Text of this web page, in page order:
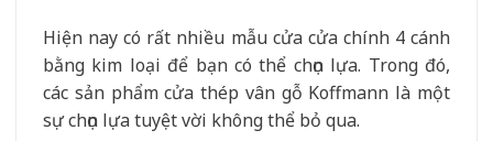
Hiện nay có rất nhiều mẫu cửa cửa chính 4 cánh
bằng kim loại để bạn có thể chọn lựa. Trong đó,
các sản phẩm cửa thép vân gỗ Koffmann là một
sự chọn lựa tuyệt vời không thể bỏ qua.